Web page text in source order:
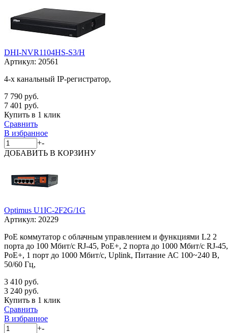
DHI-NVR1104HS-S3/H
Артикул: 20561
4-х канальный IP-регистратор,
7 790 руб.
7 401 руб.
Купить в 1 клик
Сравнить
В избранное
+-
ДОБАВИТЬ В КОРЗИНУ
Optimus U1IC-2F2G/1G
Артикул: 20229
PoE коммутатор с облачным управлением и функциями L2 2
порта до 100 Мбит/с RJ-45, PoE+, 2 порта до 1000 Мбит/с RJ-45,
PoE+, 1 порт до 1000 Мбит/с, Uplink, Питание АС 100~240 В,
50/60 Гц,
3 410 руб.
3 240 руб.
Купить в 1 клик
Сравнить
В избранное
+-